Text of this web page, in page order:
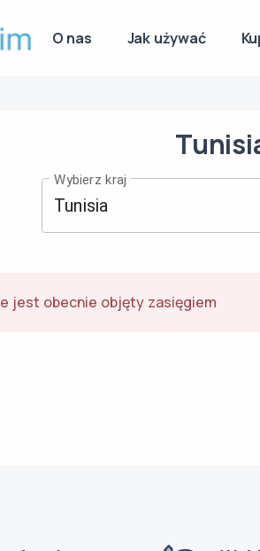
O nas Jak używać
Wybierz kraj
jest obecnie objęty zasięgiem